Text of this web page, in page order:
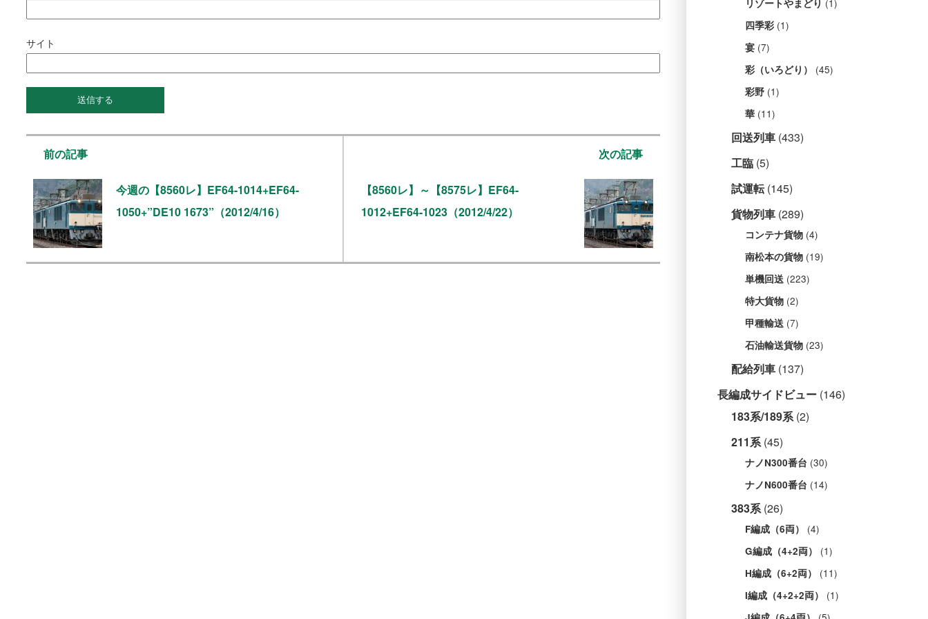
サイト
前の記事
今週の【8560レ】EF64-1014+EF64-
1050+”DE10 1673”（2012/4/16）
次の記事
【8560レ】～【8575レ】EF64-
1012+EF64-1023（2012/4/22）
リゾートやまどり (1)
四季彩 (1)
宴 (7)
彩（いろどり） (45)
彩野 (1)
華 (11)
回送列車 (433)
工臨 (5)
試運転(145)
貨物列車 (289)
コンテナ貨物 (4)
南松本の貨物 (19)
単機回送 (223)
特大貨物 (2)
甲種輸送 (7)
石油輸送貨物 (23)
配給列車 (137)
長編成サイドビュー (146)
183系/189系(2)
211系(45)
ナノN300番台 (30)
ナノN600番台 (14)
383系(26)
F編成（6両） (4)
G編成（4+2両） (1)
H編成（6+2両） (11)
I編成（4+2+2両） (1)